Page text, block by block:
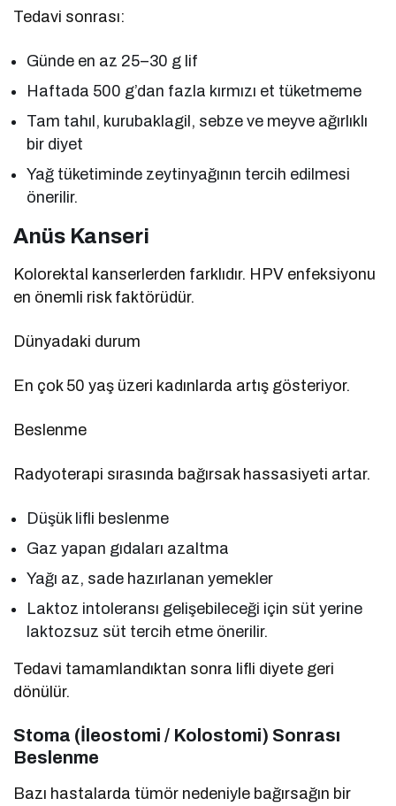
Tedavi sonrası:
Günde en az 25–30 g lif
Haftada 500 g’dan fazla kırmızı et tüketmeme
Tam tahıl, kurubaklagil, sebze ve meyve ağırlıklı
bir diyet
Yağ tüketiminde zeytinyağının tercih edilmesi
önerilir.
Anüs Kanseri
Kolorektal kanserlerden farklıdır. HPV enfeksiyonu
en önemli risk faktörüdür.
Dünyadaki durum
En çok 50 yaş üzeri kadınlarda artış gösteriyor.
Beslenme
Radyoterapi sırasında bağırsak hassasiyeti artar.
Düşük lifli beslenme
Gaz yapan gıdaları azaltma
Yağı az, sade hazırlanan yemekler
Laktoz intoleransı gelişebileceği için süt yerine
laktozsuz süt tercih etme önerilir.
Tedavi tamamlandıktan sonra lifli diyete geri
dönülür.
Stoma (İleostomi / Kolostomi) Sonrası
Beslenme
Bazı hastalarda tümör nedeniyle bağırsağın bir